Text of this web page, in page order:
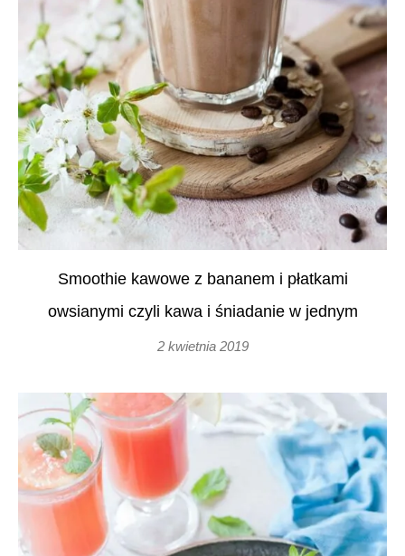
Smoothie kawowe z bananem i płatkami
owsianymi czyli kawa i śniadanie w jednym
2 kwietnia 2019